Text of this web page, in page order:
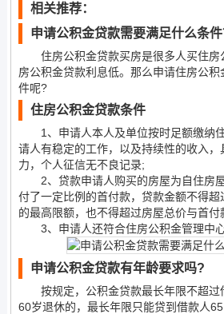
相关推荐：
申请公积金贷款需要满足什么条件
住房公积金贷款买房是很多人买住房
房公积金贷款利息低。那么申请住房公
件呢?
住房公积金贷款条件
1、申请人本人及单位按时足额缴纳
请人有稳定的工作，以及持续性的收入
力，个人征信无不良记录;
2、贷款申请人购买的房屋为自住房
付了一定比例的首付款，贷款金额不得
的最高限额，也不得超过房屋总价与首付
3、申请人还符合住房公积金管理中
申请公积金贷款有年龄要求吗?
按规定，公积金贷款最长年限不超过
60岁退休的，最长年限只能贷到借款人